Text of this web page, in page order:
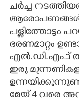
ചർച്ച
ആരോപണങ്ങൾ
പള്ളിത്തോട്ടം
ഭരണമാറ്റം
എൽ.ഡി.എഫ്
ഇരു
മേയ് 4 വരെ